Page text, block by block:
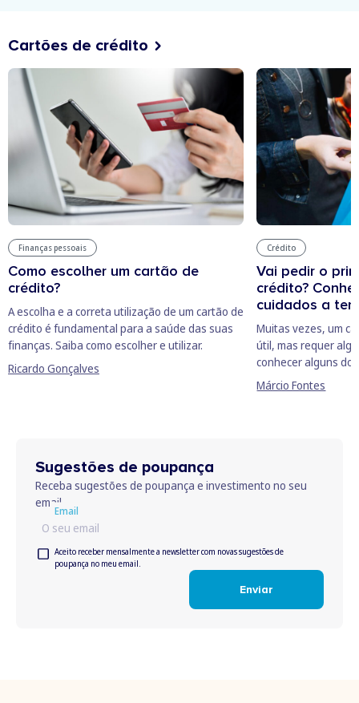
Cartões de crédito
Finanças pessoais
Como escolher um cartão de
crédito?
A escolha e a correta utilização de um cartão de
crédito é fundamental para a saúde das suas
finanças. Saiba como escolher e utilizar.
Ricardo Gonçalves
Crédito
Vai pedir o
crédito?
cuidados a ter
Muitas vezes, um
útil, mas requer
conhecer alguns
Márcio Fontes
Sugestões de poupança
Receba sugestões de poupança e investimento no seu
email.
Email
Email
Aceitar
termos
Aceito receber mensalmente a newsletter com novas sugestões de
poupança no meu email.
Enviar